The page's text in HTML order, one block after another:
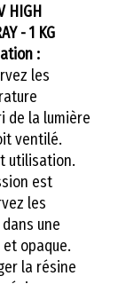
HIGH
- 1 KG
:
les
de la lumière
ventilé.
utilisation.
est
les
une
opaque.
la résine